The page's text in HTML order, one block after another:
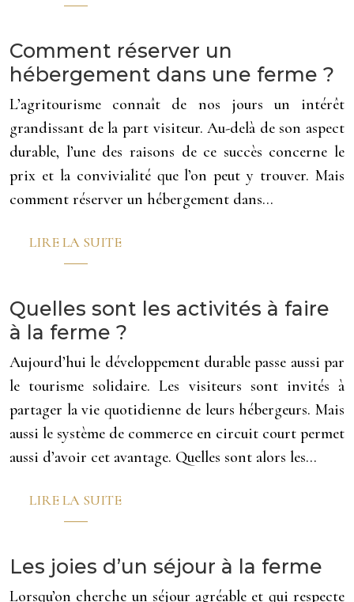
Comment réserver un
hébergement dans une ferme ?
L’agritourisme connaît de nos jours un intérêt
grandissant de la part visiteur. Au-delà de son aspect
durable, l’une des raisons de ce succès concerne le
prix et la convivialité que l’on peut y trouver. Mais
comment réserver un hébergement dans…
LIRE LA SUITE
Quelles sont les activités à faire
à la ferme ?
Aujourd’hui le développement durable passe aussi par
le tourisme solidaire. Les visiteurs sont invités à
partager la vie quotidienne de leurs hébergeurs. Mais
aussi le système de commerce en circuit court permet
aussi d’avoir cet avantage. Quelles sont alors les…
LIRE LA SUITE
Les joies d’un séjour à la ferme
Lorsqu’on cherche un séjour agréable et qui respecte